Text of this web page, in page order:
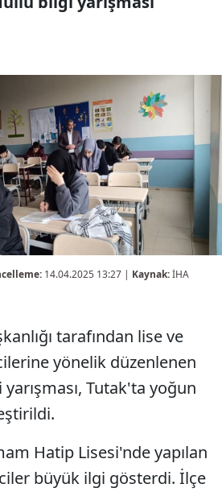
14.04.2025 13:27 | Kaynak:İHA
tarafından lise ve
yönelik düzenlenen
Tutak'ta yoğun
Hatip Lisesi'nde yapılan
büyük ilgi gösterdi. İlçe